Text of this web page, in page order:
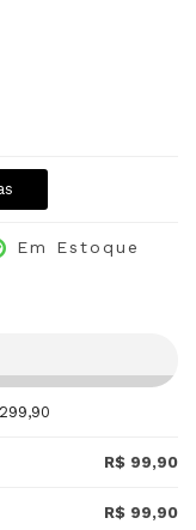
Em Estoque
R$ 99,90
R$ 99,90